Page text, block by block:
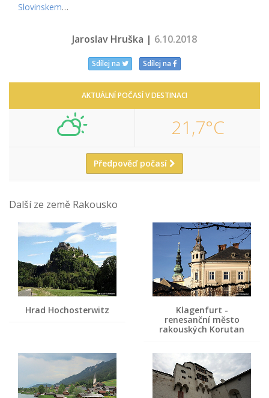
Slovinskem…
Jaroslav Hruška | 6.10.2018
Sdílej na Sdílej na
AKTUÁLNÍ POČASÍ V DESTINACI
21,7°C
Předpověď počasí
Další ze země Rakousko
Hrad Hochosterwitz
Klagenfurt -
renesanční město
rakouských Korutan